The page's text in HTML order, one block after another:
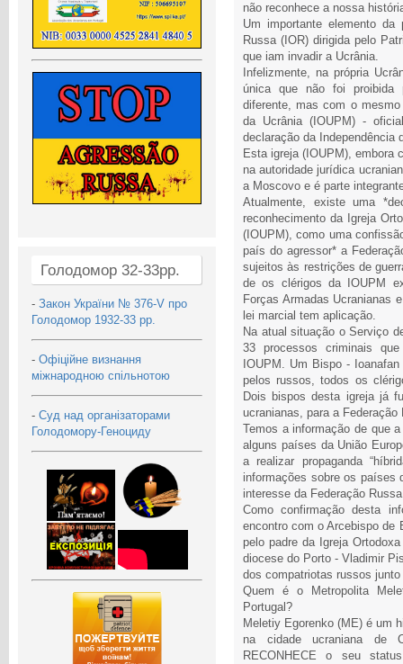
Голодомор 32-33рр.
- Закон України № 376-V про
Голодомор 1932-33 рр.
- Офіційне визнання
міжнародною спільнотою
- Суд над організаторами
Голодомору-Геноциду
não reconhece a nossa
Um importante elemento da
Russa (IOR) dirigida pelo
que iam invadir a Ucrânia.
Infelizmente, na própria
única que não foi proibida
diferente, mas com o
da Ucrânia (IOUPM) -
declaração da Independência
Esta igreja (IOUPM), embora
na autoridade jurídica
a Moscovo e é parte
Atualmente, existe uma
reconhecimento da Igreja
(IOUPM), como uma
país do agressor* a
sujeitos às restrições de
de os clérigos da IOUPM
Forças Armadas Ucranianas
lei marcial tem aplicação.
Na atual situação o Serviço
33 processos criminais
IOUPM. Um Bispo -
pelos russos, todos os
Dois bispos desta igreja já
ucranianas, para a Federação
Temos a informação de que
alguns países da União
a realizar propaganda
informações sobre os países
interesse da Federação
Como confirmação desta
encontro com o Arcebispo de
pelo padre da Igreja
diocese do Porto - Vladimir
dos compatriotas russos
Quem é o Metropolita
Portugal?
Meletiy Egorenko (ME) é um
na cidade ucraniana de
RECONHECE o seu